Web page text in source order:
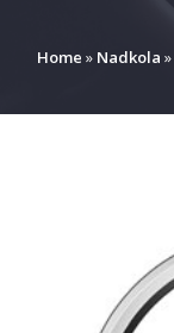
Home » Nadkola »